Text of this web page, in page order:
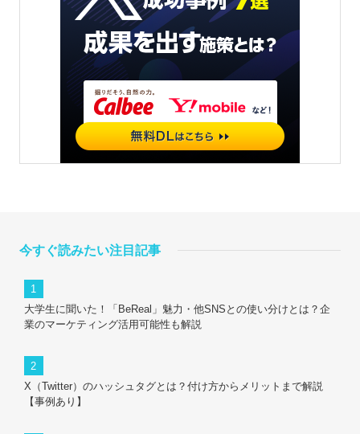
今すぐ読みたい注目記事
大学生に聞いた！「BeReal」魅力・他SNSとの使い分けとは？企
業のマーケティング活用可能性も解説
X（Twitter）のハッシュタグとは？付け方からメリットまで解説
【事例あり】